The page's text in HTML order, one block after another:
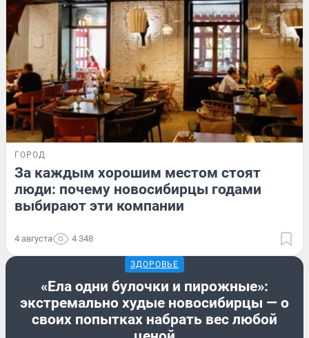
ГОРОД
За каждым хорошим местом стоят
люди: почему новосибирцы годами
выбирают эти компании
4 августа 4 348
ЗДОРОВЬЕ
«Ела одни булочки и пирожные»:
экстремально худые новосибирцы — о
своих попытках набрать вес любой